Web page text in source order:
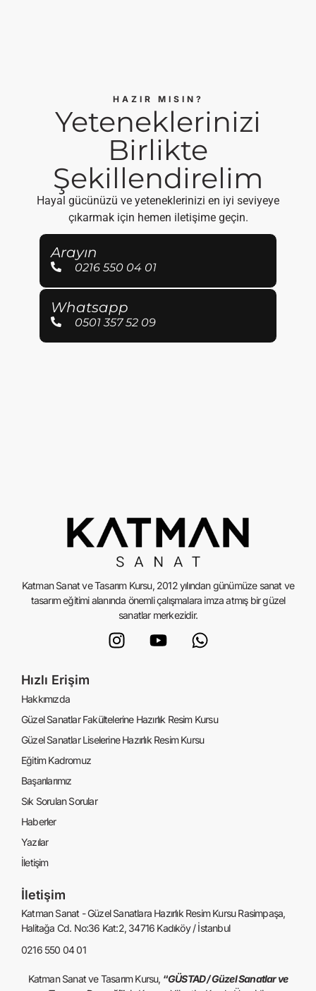
HAZIR MISIN?
Yeteneklerinizi
Birlikte
Şekillendirelim
Hayal gücünüzü ve yeteneklerinizi en iyi seviyeye
çıkarmak için hemen iletişime geçin.
Arayın
0216 550 04 01
Whatsapp
0501 357 52 09
Katman Sanat ve Tasarım Kursu, 2012 yılından günümüze sanat ve
tasarım eğitimi alanında önemli çalışmalara imza atmış bir güzel
sanatlar merkezidir.
Hızlı Erişim
Hakkımızda
Güzel Sanatlar Fakültelerine Hazırlık Resim Kursu
Güzel Sanatlar Liselerine Hazırlık Resim Kursu
Eğitim Kadromuz
Başarılarımız
Sık Sorulan Sorular
Haberler
Yazılar
İletişim
İletişim
Katman Sanat - Güzel Sanatlara Hazırlık Resim Kursu Rasimpaşa,
Halitağa Cd. No:36 Kat:2, 34716 Kadıköy / İstanbul
0216 550 04 01
Katman Sanat ve Tasarım Kursu, “GÜSTAD / Güzel Sanatlar ve